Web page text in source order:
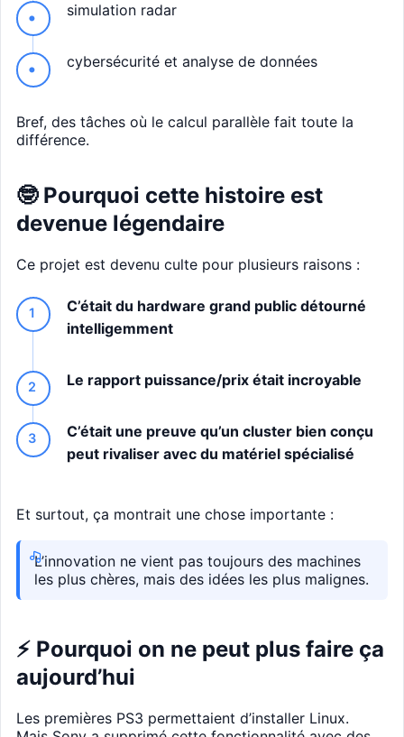
simulation radar
cybersécurité et analyse de données
Bref, des tâches où le calcul parallèle fait toute la
différence.
🤓 Pourquoi cette histoire est
devenue légendaire
Ce projet est devenu culte pour plusieurs raisons :
C’était du hardware grand public détourné
intelligemment
Le rapport puissance/prix était incroyable
C’était une preuve qu’un cluster bien conçu
peut rivaliser avec du matériel spécialisé
Et surtout, ça montrait une chose importante :
L’innovation ne vient pas toujours des machines
les plus chères, mais des idées les plus malignes.
⚡ Pourquoi on ne peut plus faire ça
aujourd’hui
Les premières PS3 permettaient d’installer Linux.